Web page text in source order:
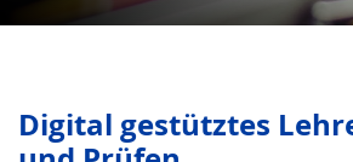
Digital gestütztes